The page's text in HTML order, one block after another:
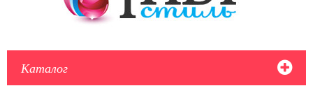
Каталог